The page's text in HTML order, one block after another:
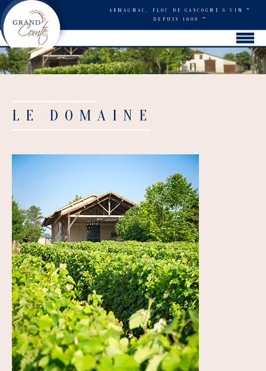
ARMAGNAC, FLOC DE GASCOGNE & VIN~
DEPUIS 1800 ~
LE DOMAINE